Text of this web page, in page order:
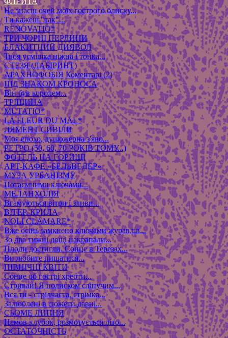
Не знаєш очей моїх гострого блиску...
Ти кажеш "так"...
RENOVATIO*
ТРИ ЧОРНІ ПЕРЛИНИ
БЛАКИТНИЙ ДИЯВОЛ
Твоя усмішка ніжна і тонка...
СТЕЗЯ (ЛАБІРИНТ)
АРАХНОФОБІЯ Коментарі (2)
ПІД ЗНАКОМ КРОНОСА
Він був королем...
ТРІЩИНА
MUTATIO*
LA FLEUR DU MAL*
ЛЯМЕНТ СИВІЛИ
Моя епохо, душожерна з'яво...
РЕТРО (50, 60, 70 РОКІВ ТОМУ...)
ФОТЕЛЬ НА ГОРИЩІ
АРТ-КАФЕ «БЕЛЬВЕДЕР»
МУЗА УРБАНІЗМУ
Потаємними ключами...
МЕЛАНХОЛІЯ
Вгамуються вітри і зливи...
ВІТЕР. КРИЛА
NOLI CLAMARE*
Вже осінь замкнено ключами журавлів...
Зо два тижні дощі накрапали...
Плоди достигли. Сонце в Терезах...
Ви любите пишатися...
ПІВНІЧНІ КВІТИ
Сонце об гострі хребти...
Стривай! Я полиском сліпучим...
Вся ти - стрілчаста, стрімка...
Залюблені в сюжети давні...
СЬОМЕ ЛИПНЯ
Немов клубок, розмотується літо...
ОСТАТОЧНІСТЬ